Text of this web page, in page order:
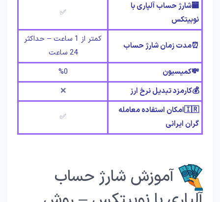
🏧شارژ حساب آلپاری با
نوبیتکس
✅
⏰مدت زمان شارژ حساب
کمتر از 1 ساعت – حداکثر
24 ساعت
💸کمیسیون
%0
💰کارمزد تبدیل نرخ ارز
❌
🇮🇷امکان استفاده معامله
گران ایرانی
✅
آموزش شارژ حساب